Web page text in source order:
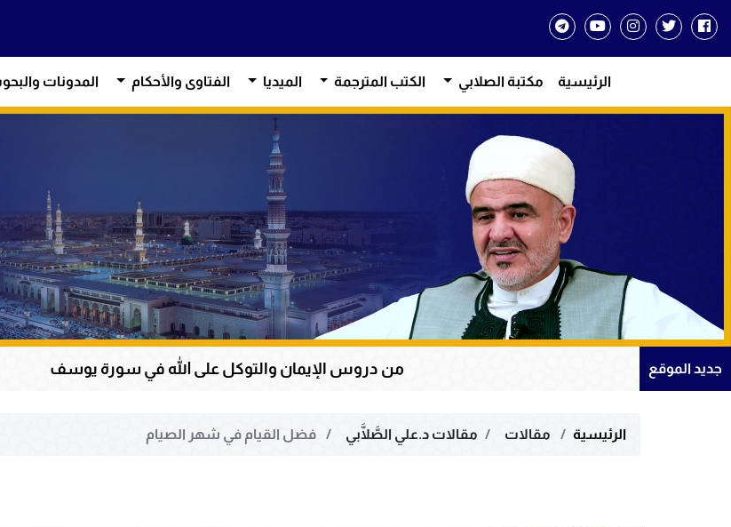
الرئيسية مكتبة الصلابي الكتب المترجمة الميديا الفتاوى والأحكام المدونات
جديد الموقع من دروس الإيمان والتوكل على الله في سورة يوسف عظمة القرآن الكريم
الرئيسية مقالات مقالات د.علي الصَّلَّابي فضل القيام في شهر الصيام